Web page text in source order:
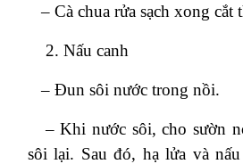
– Cà chua rửa sạch xong cắt
Nấu canh
– Đun sôi nước trong nồi.
– Khi nước sôi, cho sườn
sôi lại. Sau đó, hạ lửa và